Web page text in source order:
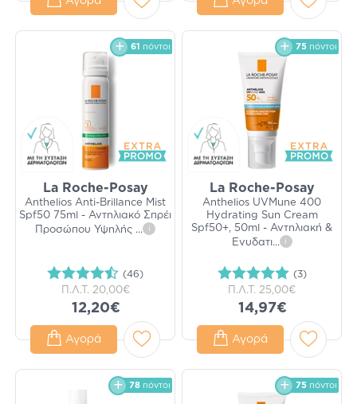
61 πόντοι
La Roche-Posay
Anthelios Anti-Brillance Mist
Spf50 75ml - Αντηλιακό Σπρέι
Προσώπου Υψηλής ... i
(46)
Π.Λ.Τ. 20,00€
12,20€
Αγορά
75 πόντοι
La Roche-Posay
Anthelios UVMune 400
Hydrating Sun Cream
Spf50+, 50ml - Αντηλιακή &
Ενυδατι... i
(3)
Π.Λ.Τ. 25,00€
14,97€
Αγορά
78 πόντοι 75 πόντοι